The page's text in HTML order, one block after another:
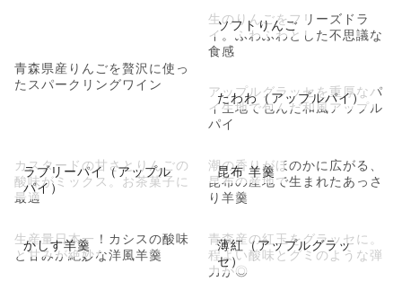
青森県産りんごを贅沢に使っ
たスパークリングワイン
ソフトりんご
生のりんごをフリーズドラ
イ。ふわふわとした不思議な
食感
たわわ（アップルパイ）
アップルグラッセを重厚なパ
イ生地で包んだ和風アップル
パイ
ラブリーパイ（アップル
パイ）
カスタードの甘さとりんごの
酸味がミックス。お茶菓子に
最適
昆布 羊羹
潮の香りがほのかに広がる、
昆布の産地で生まれたあっさ
り羊羹
かしす羊羹
生産量日本一！カシスの酸味
と甘みが絶妙な洋風羊羹
薄紅（アップルグラッ
セ）
青森産の紅玉をグラッセに。
程よい酸味とグミのような弾
力が◎